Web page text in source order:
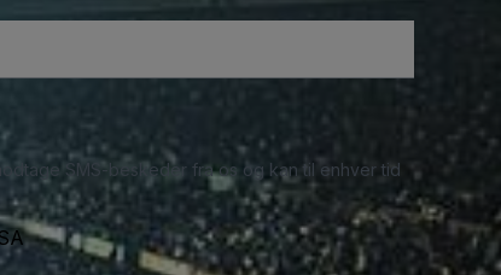
SMS-beskeder fra os og kan til enhver tid